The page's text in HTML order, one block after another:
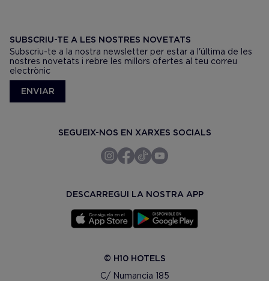
SUBSCRIU-TE A LES NOSTRES NOVETATS
Subscriu-te a la nostra newsletter per estar a l'última de les
nostres novetats i rebre les millors ofertes al teu correu
electrònic
ENVIAR
SEGUEIX-NOS EN XARXES SOCIALS
DESCARREGUI LA NOSTRA APP
© H10 HOTELS
C/ Numancia 185